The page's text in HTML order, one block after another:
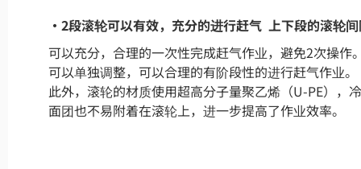
・2段滚轮可以有效，充分的进行赶气 上下段的滚轮
可以充分，合理的一次性完成赶气作业，避免2次操作
可以单独调整，可以合理的有阶段性的进行赶气作业。
此外，滚轮的材质使用超高分子量聚乙烯（U-PE），
面团也不易附着在滚轮上，进一步提高了作业效率。